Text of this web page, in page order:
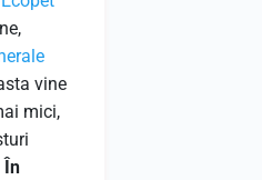
vine
mici,
În